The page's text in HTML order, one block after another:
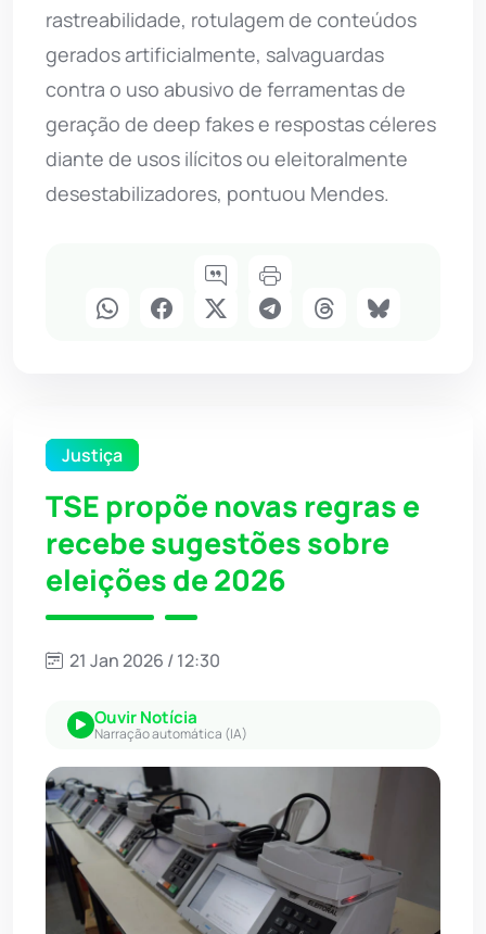
rastreabilidade, rotulagem de conteúdos
gerados artificialmente, salvaguardas
contra o uso abusivo de ferramentas de
geração de deep fakes e respostas céleres
diante de usos ilícitos ou eleitoralmente
desestabilizadores, pontuou Mendes.
Justiça
TSE propõe novas regras e
recebe sugestões sobre
eleições de 2026
21 Jan 2026 / 12:30
Ouvir Notícia
Narração automática (IA)